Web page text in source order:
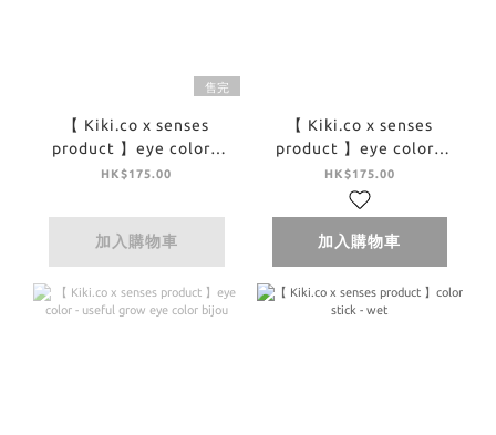
售完
【 Kiki.co x senses
product 】eye color -
pail polish
HK$175.00
加入購物車
【 Kiki.co x senses
product 】eye color -
lotus
HK$175.00
加入購物車